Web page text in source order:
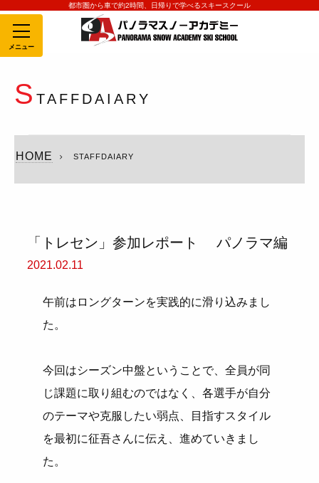
都市圏から車で約2時間、日帰りで学べるスキースクール
MENU
S TAFFDAIARY
HOME STAFFDAIARY
「トレセン」参加レポート パノラマ編
2021.02.11
午前はロングターンを実践的に滑り込みまし
た。
今回はシーズン中盤ということで、全員が同
じ課題に取り組むのではなく、各選手が自分
のテーマや克服したい弱点、目指すスタイル
を最初に征吾さんに伝え、進めていきまし
た。